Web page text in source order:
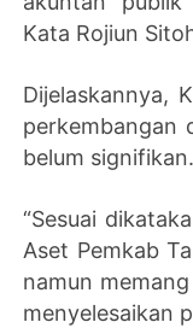
Kata Rojiun
Dijelaskannya,
perkembangan
belum signifikan.
“Sesuai
Aset Pemkab
namun
menyelesaikan